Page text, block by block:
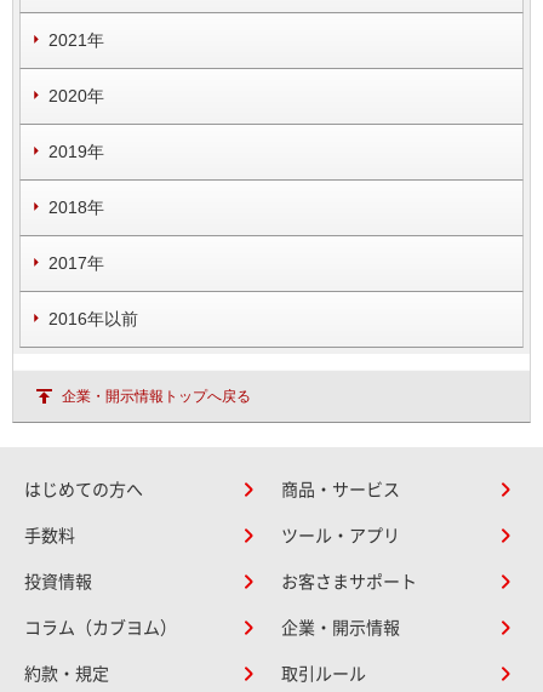
2021年
2020年
2019年
2018年
2017年
2016年以前
企業・開示情報トップへ戻る
はじめての方へ 商品・サービス
手数料 ツール・アプリ
投資情報 お客さまサポート
コラム（カブヨム） 企業・開示情報
約款・規定 取引ルール